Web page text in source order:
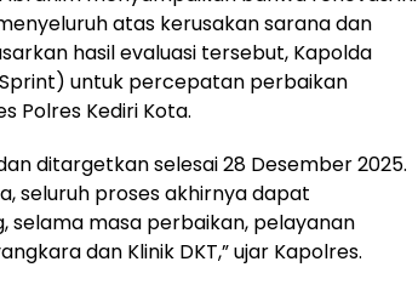
atas kerusakan sarana dan
hasil evaluasi tersebut, Kapolda
untuk percepatan perbaikan
Polres Kediri Kota.
ditargetkan selesai 28 Desember 2025.
seluruh proses akhirnya dapat
selama masa perbaikan, pelayanan
dan Klinik DKT,” ujar Kapolres.